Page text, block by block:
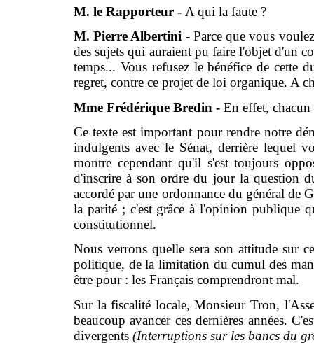
M. le Rapporteur - A qui la faute ?
M. Pierre Albertini - Parce que vous
des sujets qui auraient pu faire l'objet d'un
temps... Vous refusez le bénéfice de cette
regret, contre ce projet de loi organique. A
Mme Frédérique Bredin - En effet, chacun
Ce texte est important pour rendre notre
indulgents avec le Sénat, derrière lequel
montre cependant qu'il s'est toujours
d'inscrire à son ordre du jour la question
accordé par une ordonnance du général de
la parité ; c'est grâce à l'opinion publique
constitutionnel.
Nous verrons quelle sera son attitude sur
politique, de la limitation du cumul des
être pour : les Français comprendront mal.
Sur la fiscalité locale, Monsieur Tron,
beaucoup avancer ces dernières années.
divergents (Interruptions sur les bancs du